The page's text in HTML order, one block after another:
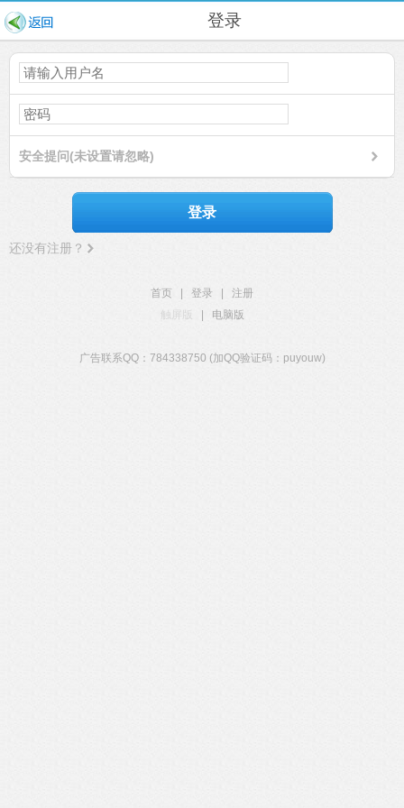
登录
安全提问(未设置请忽略)
登录
还没有注册？
首页 登录
注册
触屏版
电脑版
广告联系QQ：784338750 (加QQ验证码：puyouw)